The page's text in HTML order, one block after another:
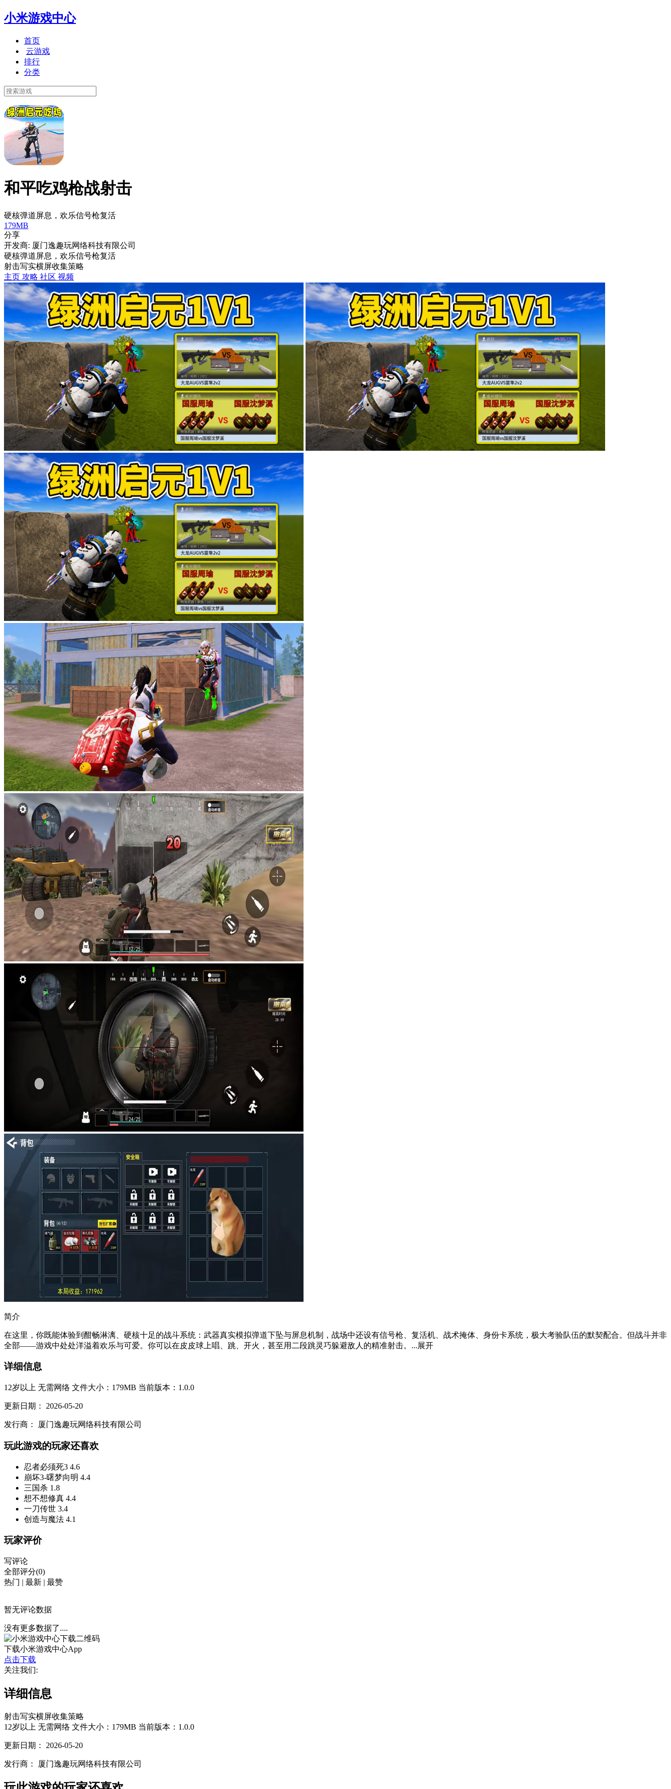
小米游戏中心
首页
云游戏
排行
分类
和平吃鸡枪战射击
硬核弹道屏息，欢乐信号枪复活
179MB
分享
开发商: 厦门逸趣玩网络科技有限公司
硬核弹道屏息，欢乐信号枪复活
射击写实横屏收集策略
主页 攻略 社区 视频
简介
在这里，你既能体验到酣畅淋漓、硬核十足的战斗系统：武器真实模拟弹道下坠与屏息机制，战场中还设有信号枪、复活机、战术掩体、身份卡系统，极大考验队伍的默契配合。但战斗并非
全部——游戏中处处洋溢着欢乐与可爱。你可以在皮皮球上唱、跳、开火，甚至用二段跳灵巧躲避敌人的精准射击。...展开
详细信息
12岁以上 无需网络 文件大小：179MB 当前版本：1.0.0
更新日期： 2026-05-20
发行商： 厦门逸趣玩网络科技有限公司
玩此游戏的玩家还喜欢
忍者必须死3 4.6
崩坏3-曙梦向明 4.4
三国杀 1.8
想不想修真 4.4
一刀传世 3.4
创造与魔法 4.1
玩家评价
写评论
全部评分(0)
热门 | 最新 | 最赞
暂无评论数据
没有更多数据了....
下载小米游戏中心App
点击下载
关注我们:
详细信息
射击写实横屏收集策略
12岁以上 无需网络 文件大小：179MB 当前版本：1.0.0
更新日期： 2026-05-20
发行商： 厦门逸趣玩网络科技有限公司